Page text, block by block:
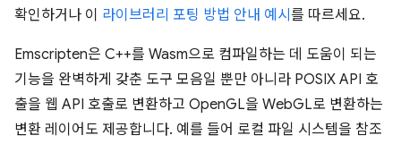
확인하거나 이 라이브러리 포팅 방법 안내 예시 를 따르세요.
Emscripten은 C++를 Wasm으로 컴파일하는 데 도움이 되는
기능을 완벽하게 갖춘 도구 모음일 뿐만 아니라 POSIX API 호
출을 웹 API 호출로 변환하고 OpenGL을 WebGL로 변환하는
변환 레이어도 제공합니다. 예를 들어 로컬 파일 시스템을 참조